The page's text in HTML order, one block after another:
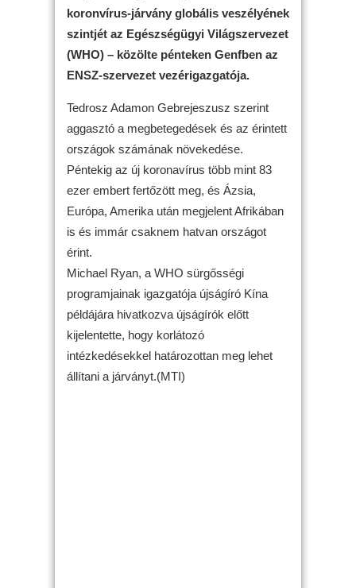
koronvírus-járvány globális veszélyének
szintjét az Egészségügyi Világszervezet
(WHO) – közölte pénteken Genfben az
ENSZ-szervezet vezérigazgatója.
Tedrosz Adamon Gebrejeszusz szerint
aggasztó a megbetegedések és az érintett
országok számának növekedése.
Péntekig az új koronavírus több mint 83
ezer embert fertőzött meg, és Ázsia,
Európa, Amerika után megjelent Afrikában
is és immár csaknem hatvan országot
érint.
Michael Ryan, a WHO sürgősségi
programjainak igazgatója újságíró Kína
példájára hivatkozva újságírók előtt
kijelentette, hogy korlátozó
intézkedésekkel határozottan meg lehet
állítani a járványt.(MTI)